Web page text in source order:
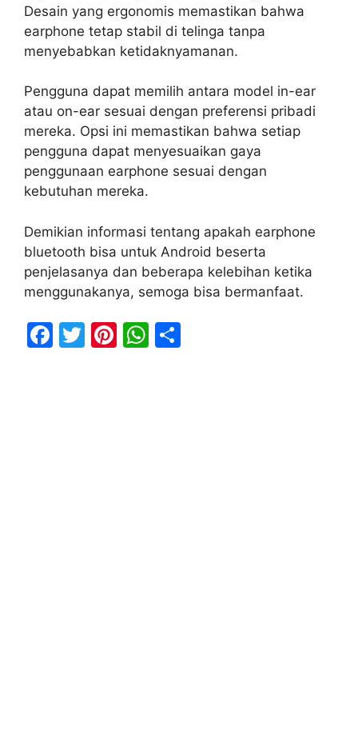
Desain yang ergonomis memastikan bahwa
earphone tetap stabil di telinga tanpa
menyebabkan ketidaknyamanan.
Pengguna dapat memilih antara model in-ear
atau on-ear sesuai dengan preferensi pribadi
mereka. Opsi ini memastikan bahwa setiap
pengguna dapat menyesuaikan gaya
penggunaan earphone sesuai dengan
kebutuhan mereka.
Demikian informasi tentang apakah earphone
bluetooth bisa untuk Android beserta
penjelasanya dan beberapa kelebihan ketika
menggunakanya, semoga bisa bermanfaat.
F
T
Pi W